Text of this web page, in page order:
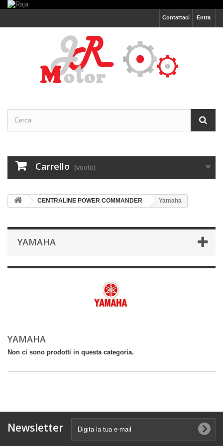
Entra
Contattaci
Carrello (vuoto)
CENTRALINE POWER COMMANDER Yamaha
YAMAHA
YAMAHA
Non ci sono prodotti in questa categoria.
Newsletter